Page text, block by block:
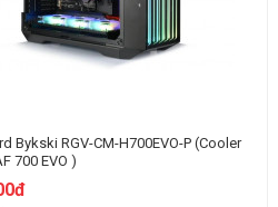
Bykski RGV-CM-H700EVO-P (Cooler
700 EVO )